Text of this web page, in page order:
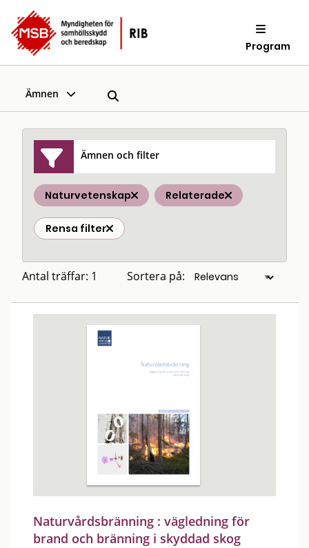
Program
Ämnen
Ämnen och filter
Naturvetenskap Relaterade
Rensa filter
Antal träffar: 1 Sortera på:
Naturvårdsbränning : vägledning för
brand och bränning i skyddad skog